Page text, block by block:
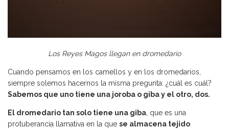
Los Reyes Magos llegan en dromedario
Cuando pensamos en los camellos y en los dromedarios,
siempre solemos hacernos la misma pregunta: ¿cuál es cuál?
Sabemos que uno tiene una joroba o giba y el otro, dos.
El dromedario tan solo tiene una giba, que es una
protuberancia llamativa en la que se almacena tejido